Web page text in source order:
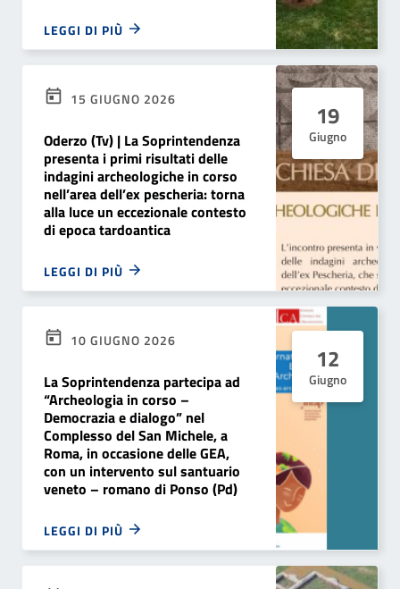
LEGGI DI PIÙ
19
Giugno
15 GIUGNO 2026
Oderzo (Tv) | La Soprintendenza
presenta i primi risultati delle
indagini archeologiche in corso
nell’area dell’ex pescheria: torna
alla luce un eccezionale contesto
di epoca tardoantica
LEGGI DI PIÙ
12
Giugno
10 GIUGNO 2026
La Soprintendenza partecipa ad
“Archeologia in corso –
Democrazia e dialogo” nel
Complesso del San Michele, a
Roma, in occasione delle GEA,
con un intervento sul santuario
veneto – romano di Ponso (Pd)
LEGGI DI PIÙ